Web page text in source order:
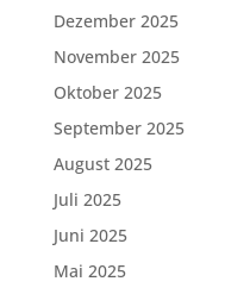
Dezember 2025
November 2025
Oktober 2025
September 2025
August 2025
Juli 2025
Juni 2025
Mai 2025